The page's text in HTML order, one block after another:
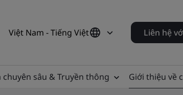
Việt Nam - Tiếng Việt Liên hệ
sâu & Truyền thông
Giới thiệu về